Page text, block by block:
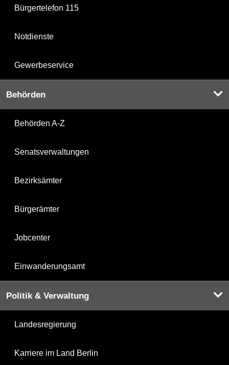
Bürgertelefon 115
Notdienste
Gewerbeservice
Behörden
Behörden A-Z
Senatsverwaltungen
Bezirksämter
Bürgerämter
Jobcenter
Einwanderungsamt
Politik & Verwaltung
Landesregierung
Karriere im Land Berlin